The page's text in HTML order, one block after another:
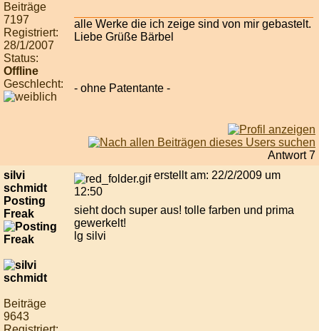
Beiträge
7197
Registriert:
28/1/2007
Status:
Offline
Geschlecht:
alle Werke die ich zeige sind von mir gebastelt.
Liebe Grüße Bärbel
- ohne Patentante -
Antwort 7
silvi
schmidt
Posting
Freak
Beiträge
9643
erstellt am: 22/2/2009 um
12:50
sieht doch super aus! tolle farben und prima
gewerkelt!
lg silvi